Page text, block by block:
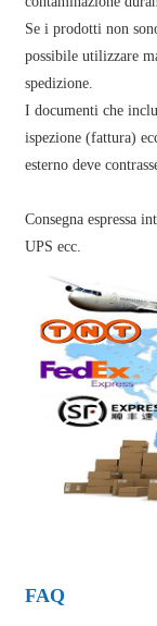
Se i prodotti non
possibile utilizzare
spedizione.
I documenti che
ispezione (fattura)
esterno deve
Consegna espressa
UPS ecc.
FAQ